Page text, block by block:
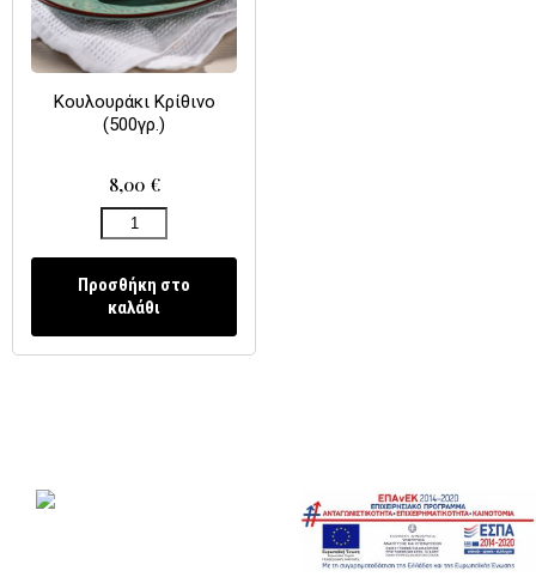
Κουλουράκι Κρίθινο
(500γρ.)
8,00 €
Προσθήκη στο
καλάθι